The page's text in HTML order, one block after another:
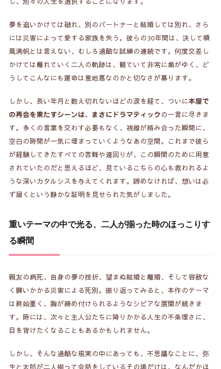
夢を追いかけては破れ、別のパートナーと結婚しては別れ、さら
には災害によって愛する家族を失う。彼らの30年間は、決して順
風満帆とは言えない、むしろ過酷な試練の連続です。何度交差し
かけては離れていく二人の軌跡は、観ていて非常に歯がゆく、ど
うしてこんなにも運命は意地悪なのかと切なさが募ります。
しかし、長い年月と数え切れないほどの涙を経て、ついに本屋で
の再会を果たすシーンは、まさにドラマティック の一言に尽きま
す。多くの言葉を交わす必要もなく、視線が絡み合った瞬間に、
空白の時間が一気に埋まっていくようなあの空間。これまで彼ら
が経験してきたすべての苦難や遠回りが、この瞬間のために用意
されていたのだと思えるほど、見ているこちらの心も救われるよ
うな深いカタルシスを与えてくれます。諦めなければ、想いは必
ず届くという静かな証明を見せられた気がしました。
重いテーマの中で光る、二人が揃った時のほっこりす
る瞬間
親友の病死、自身の夢の挫折、望まぬ結婚と離婚、そして容赦な
く襲いかかる災害による死別。振り返ってみると、本作のテーマ
は終始重く、胸が締め付けられるようなシビアな展開が続きま
す。時には、次々と主人公たちに降りかかる人生の不条理さに、
目を背けたくなることもあるかもしれません。
しかし、そんな過酷な現実の中にあっても、不思議なことに、弥
生と太郎が二人揃って会話をしているその場だけは、なんだかほ